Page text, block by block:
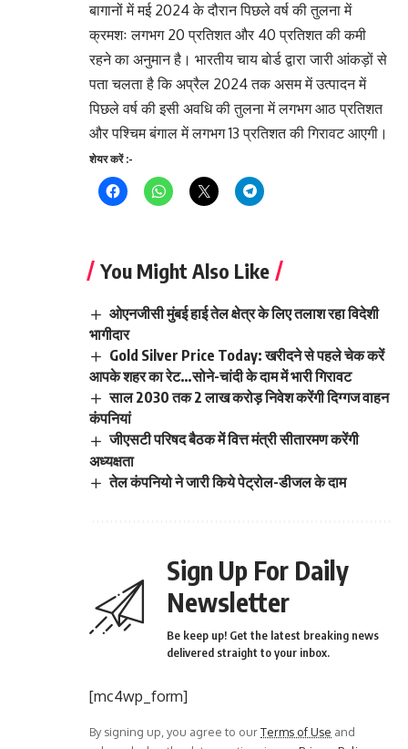
बागानों में मई 2024 के दौरान पिछले वर्ष की तुलना में
क्रमशः लगभग 20 प्रतिशत और 40 प्रतिशत की कमी
रहने का अनुमान है। भारतीय चाय बोर्ड द्वारा जारी आंकड़ों से
पता चलता है कि अप्रैल 2024 तक असम में उत्पादन में
पिछले वर्ष की इसी अवधि की तुलना में लगभग आठ प्रतिशत
और पश्चिम बंगाल में लगभग 13 प्रतिशत की गिरावट आएगी।
शेयर करें :-
You Might Also Like
ओएनजीसी मुंबई हाई तेल क्षेत्र के लिए तलाश रहा विदेशी
भागीदार
Gold Silver Price Today: खरीदने से पहले चेक करें
आपके शहर का रेट…सोने-चांदी के दाम में भारी गिरावट
साल 2030 तक 2 लाख करोड़ निवेश करेंगी दिग्गज वाहन
कंपनियां
जीएसटी परिषद बैठक में वित्त मंत्री सीतारमण करेंगी
अध्यक्षता
तेल कंपनियो ने जारी किये पेट्रोल-डीजल के दाम
Sign Up For Daily
Newsletter
Be keep up! Get the latest breaking news
delivered straight to your inbox.
[mc4wp_form]
By signing up, you agree to ourTerms of Use and